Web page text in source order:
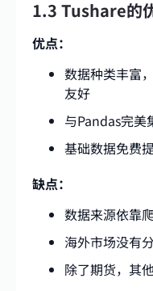
1.3 Tushare的
优点：
数据种类丰富
友好
与Pandas完美
基础数据免费
缺点：
数据来源依靠
海外市场没有
除了期货，其